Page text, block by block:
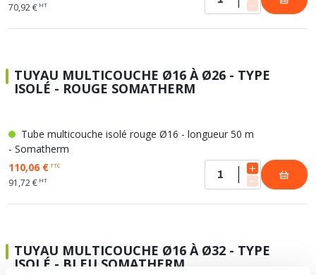
70,92 € HT
TUYAU MULTICOUCHE Ø16 À Ø26 - TYPE
ISOLÉ - ROUGE SOMATHERM
Tube multicouche isolé rouge Ø16 - longueur 50 m
- Somatherm
110,06 €TTC
91,72 € HT
TUYAU MULTICOUCHE Ø16 À Ø32 - TYPE
ISOLÉ - BLEU SOMATHERM